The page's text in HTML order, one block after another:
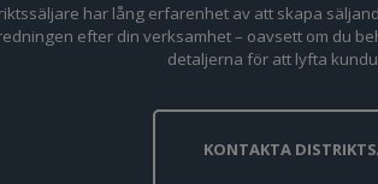
har lång erfarenhet av att skapa
efter din verksamhet – oavsett om du
detaljerna för att lyfta
KONTAKTA